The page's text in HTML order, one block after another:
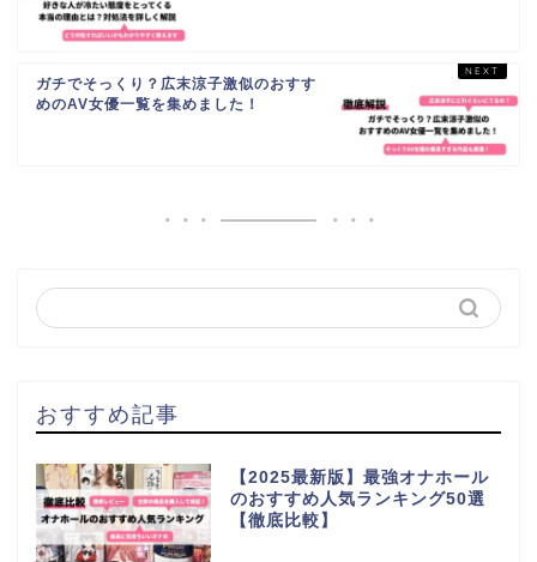
ガチでそっくり？広末涼子激似のおすす
めのAV女優一覧を集めました！
おすすめ記事
【2025最新版】最強オナホール
のおすすめ人気ランキング50選
【徹底比較】